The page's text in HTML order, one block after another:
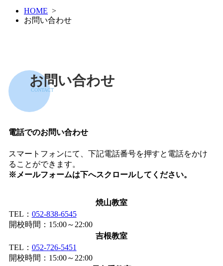
HOME >
お問い合わせ
お問い合わせ
CONTACT
電話でのお問い合わせ
スマートフォンにて、下記電話番号を押すと電話をかけ
ることができます。
※メールフォームは下へスクロールしてください。
焼山教室
TEL： 052-838-6545
開校時間：15:00～22:00
吉根教室
TEL： 052-726-5451
開校時間：15:00～22:00